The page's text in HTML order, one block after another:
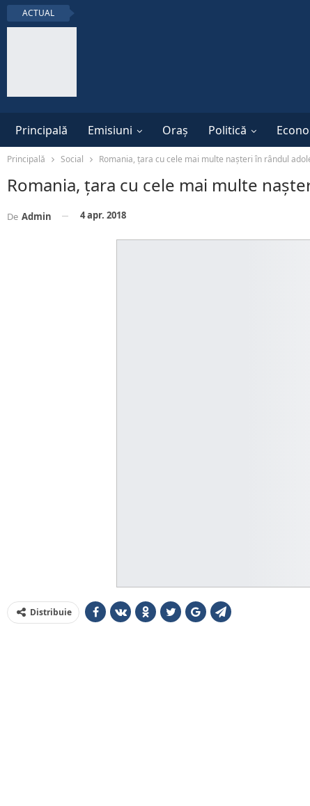
ACTUAL
Principală Emisiuni Oraș Politică
Principală Social Romania, țara cu cele mai multe nașteri în rândul
Romania, țara cu cele mai multe
De Admin 4 apr. 2018
Distribuie